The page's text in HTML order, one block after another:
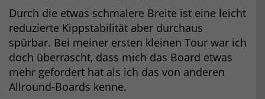
Durch die etwas schmalere Breite ist eine leicht
reduzierte Kippstabilität aber durchaus
spürbar. Bei meiner ersten kleinen Tour war ich
doch überrascht, dass mich das Board etwas
mehr gefordert hat als ich das von anderen
Allround-Boards kenne.